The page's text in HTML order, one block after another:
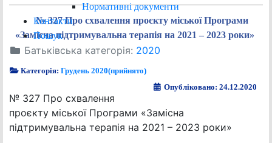
Нормативні документи
Контакти
Пошук
№ 327 Про схвалення проєкту міської Програми
«Замісна підтримувальна терапія на 2021 – 2023 роки»
Батьківська категорія: 2020
Категорія:Грудень 2020(прийнято)
Опубліковано: 24.12.2020
№ 327 Про схвалення
проєкту міської Програми «Замісна
підтримувальна терапія на 2021 – 2023 роки»